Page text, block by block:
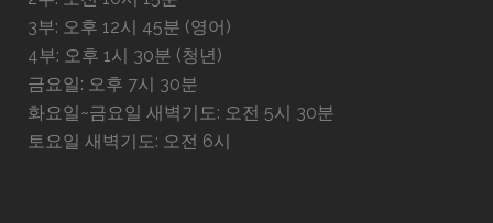
3부: 오후 12시 45분 (영어)
4부: 오후 1시 30분 (청년)
금요일: 오후 7시 30분
화요일~금요일 새벽기도: 오전 5시 30분
토요일 새벽기도: 오전 6시